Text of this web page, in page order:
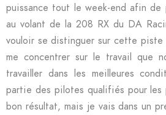
puissance tout le week-end afin de
au volant de la 208 RX du DA
vouloir se distinguer sur cette
me concentrer sur le travail que
travailler dans les meilleures
partie des pilotes qualifiés pour les
bon résultat, mais je vais dans un